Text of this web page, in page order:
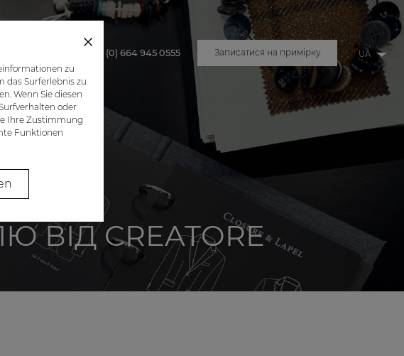
CREATORE
+43 (0) 664 945 0555 Записатися на примірку
zu
das Surferlebnis zu
Wenn Sie diesen
oder
Ihre Zustimmung
Funktionen